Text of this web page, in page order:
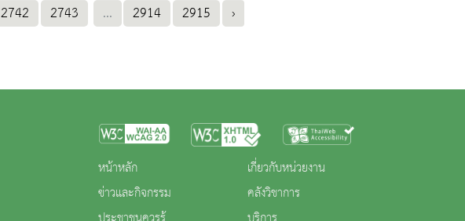
2742 2743 ... 2914 2915 ›
หน้าหลัก
ข่าวและกิจกรรม
เกี่ยวกับหน่วยงาน
คลังวิชาการ